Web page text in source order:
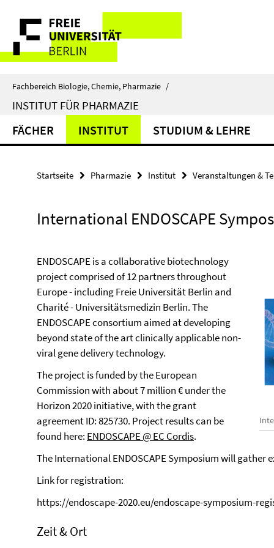
direkt
Inhalt
Service-
Navigation
Fachbereich Biologie, Chemie, Pharmazie /
INSTITUT FÜR PHARMAZIE
FÄCHER INSTITUT STUDIUM & LEHRE
Startseite Pharmazie Institut Veranstaltungen &
International ENDOSCAPE
ENDOSCAPE is a collaborative biotechnology
project comprised of 12 partners throughout
Europe - including Freie Universität Berlin and
Charité - Universitätsmedizin Berlin. The
ENDOSCAPE consortium aimed at developing
beyond state of the art clinically applicable non-
viral gene delivery technology.
The project is funded by the European
Commission with about 7 million € under the
Horizon 2020 initiative, with the grant
agreement ID: 825730. Project results can be
found here: ENDOSCAPE @ EC Cordis.
The International ENDOSCAPE Symposium will gather
Link for registration:
https://endoscape-2020.eu/endoscape-symposium-
Zeit & Ort